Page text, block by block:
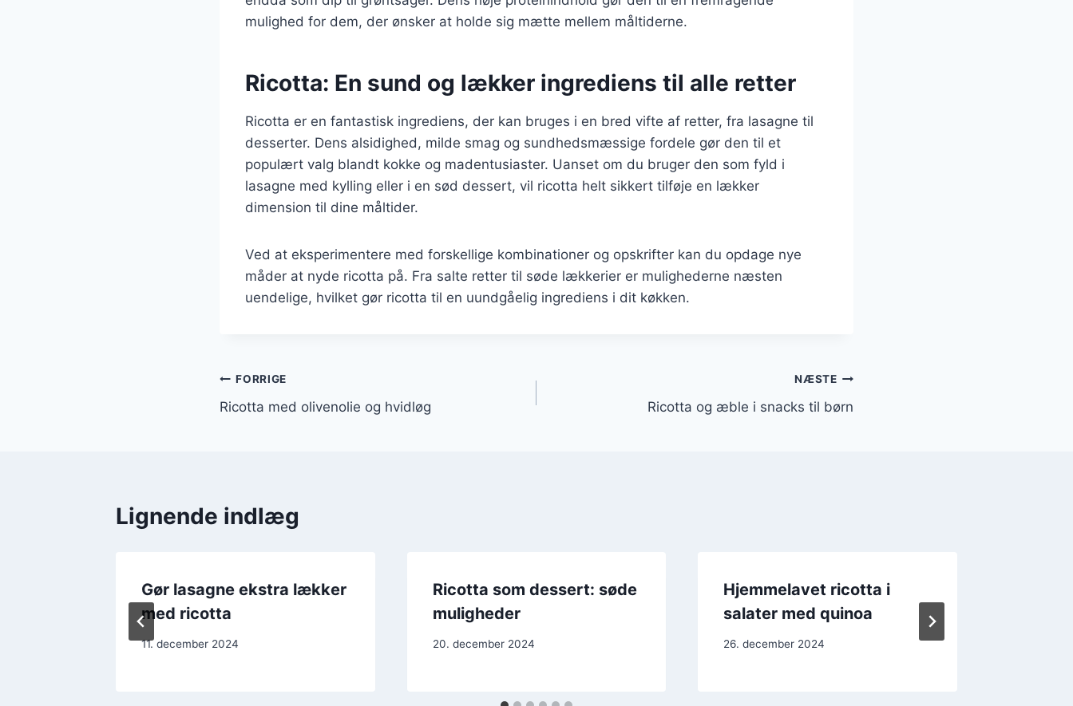
mulighed for dem, der ønsker at holde sig mætte mellem måltiderne.
Ricotta: En sund og lækker ingrediens til alle retter
Ricotta er en fantastisk ingrediens, der kan bruges i en bred vifte af retter, fra lasagne til
desserter. Dens alsidighed, milde smag og sundhedsmæssige fordele gør den til et
populært valg blandt kokke og madentusiaster. Uanset om du bruger den som fyld i
lasagne med kylling eller i en sød dessert, vil ricotta helt sikkert tilføje en lækker
dimension til dine måltider.
Ved at eksperimentere med forskellige kombinationer og opskrifter kan du opdage nye
måder at nyde ricotta på. Fra salte retter til søde lækkerier er mulighederne næsten
uendelige, hvilket gør ricotta til en uundgåelig ingrediens i dit køkken.
Indlægsnavigation
FORRIGE
Ricotta med olivenolie og hvidløg
NÆSTE
Ricotta og æble i snacks til børn
Lignende indlæg
Gør lasagne ekstra lækker
med ricotta
11. december 2024
Ricotta som dessert: søde
muligheder
20. december 2024
Hjemmelavet ricotta i
salater med quinoa
26. december 2024